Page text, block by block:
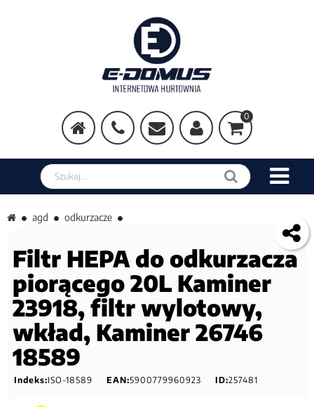
0
Szukaj w sklepie
agd odkurzacze
Filtr HEPA do odkurzacza
piorącego 20L Kaminer
23918, filtr wylotowy,
wkład, Kaminer 26746
18589
Indeks:ISO-18589 EAN:5900779960923 ID:257481